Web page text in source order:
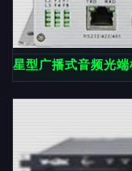
星型广播式音频光